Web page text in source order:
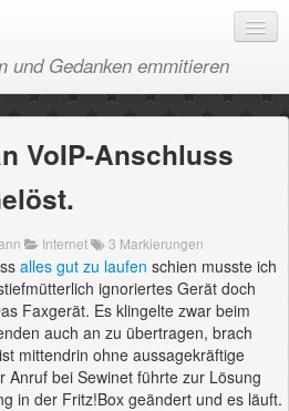
und Gedanken emmitieren
VoIP-Anschluss
Internet 3 Markierungen
alles gut zu laufen schien musste ich
ignoriertes Gerät doch
Faxgerät. Es klingelte zwar beim
auch an zu übertragen, brach
mittendrin ohne aussagekräftige
Anruf bei Sewinet führte zur Lösung
in der Fritz!Box geändert und es läuft.